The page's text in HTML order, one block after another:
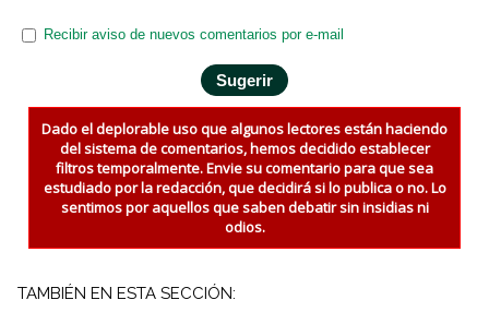
Recibir aviso de nuevos comentarios por e-mail
Dado el deplorable uso que algunos lectores están haciendo
del sistema de comentarios, hemos decidido establecer
filtros temporalmente. Envie su comentario para que sea
estudiado por la redacción, que decidirá si lo publica o no. Lo
sentimos por aquellos que saben debatir sin insidias ni
odios.
TAMBIÉN EN ESTA SECCIÓN: